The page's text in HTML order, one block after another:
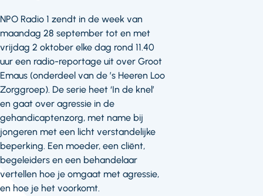
NPO Radio 1 zendt in de week van
maandag 28 september tot en met
vrijdag 2 oktober elke dag rond 11.40
uur een radio-reportage uit over Groot
Emaus (onderdeel van de ’s Heeren Loo
Zorggroep). De serie heet ‘In de knel’
en gaat over agressie in de
gehandicaptenzorg, met name bij
jongeren met een licht verstandelijke
beperking. Een moeder, een cliënt,
begeleiders en een behandelaar
vertellen hoe je omgaat met agressie,
en hoe je het voorkomt.